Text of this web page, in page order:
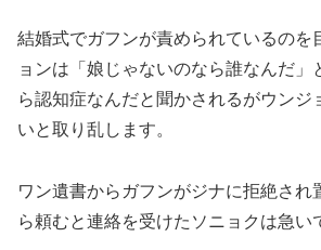
結婚式でガフンが責められているのを
ョンは「娘じゃないのなら誰なんだ」
ら認知症なんだと聞かされるがウンジ
いと取り乱します。
ワン遺書からガフンがジナに拒絶され
ら頼むと連絡を受けたソニョクは急い